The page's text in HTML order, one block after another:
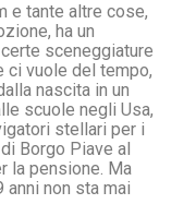
e tante altre cose,
ha un
sceneggiature
ci vuole del tempo,
nascita in un
scuole negli Usa,
stellari per i
Borgo Piave al
la pensione. Ma
anni non sta mai